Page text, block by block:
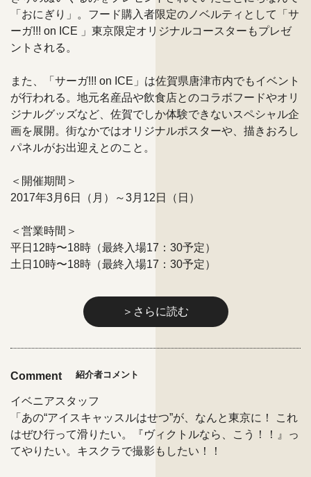
「おにぎり」。フード購入者限定のノベルティとして「サ
ーガ!!! on ICE 」東京限定オリジナルコースターもプレゼ
ントされる。
また、「サーガ!!! on ICE」は佐賀県唐津市内でもイベント
が行われる。地元名産品や飲食店とのコラボフードやオリ
ジナルグッズなど、佐賀でしか体験できないスペシャル企
画を展開。街なかではオリジナルポスターや、描きおろし
パネルがお出迎えとのこと。
＜開催期間＞
2017年3月6日（月）～3月12日（日）
＜営業時間＞
平日12時〜18時（最終入場17：30予定）
土日10時〜18時（最終入場17：30予定）
＞さらに読む
Comment 紹介者コメント
イベニアスタッフ
「あの“アイスキャッスルはせつ”が、なんと東京に！ これ
はぜひ行って滑りたい。『ヴィクトルなら、こう！！』っ
てやりたい。キスクラで撮影もしたい！！